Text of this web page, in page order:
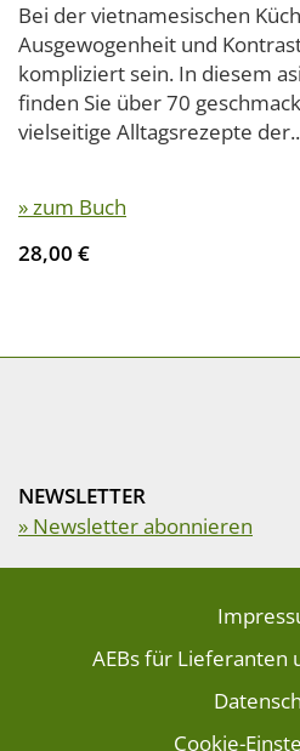
Bei der vietnamesischen
Ausgewogenheit und
kompliziert sein. In diesem
finden Sie über 70
vielseitige Alltagsrezepte
» zum Buch
28,00 €
NEWSLETTER
» Newsletter abonnieren
AEBs für Lieferanten
Cookie-